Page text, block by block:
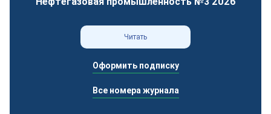
Читать
Оформить подписку
Все номера журнала